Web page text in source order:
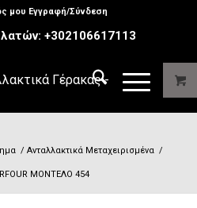
μου Εγγραφή/Σύνδεση
+302106617113
/ Ανταλλακτικά Μεταχειρισμένα /
MΟΝΤΕΛΟ 454